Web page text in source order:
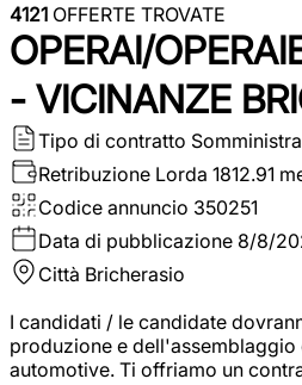
4121 OFFERTE TROVATE
OPERAI/
- VICINANZE
Tipo di contratto
Retribuzione Lorda 1812.91
Codice annuncio 350251
Data di pubblicazione 8/8/
Città Bricherasio
I candidati / le candidate
produzione e
automotive. Ti offriamo un